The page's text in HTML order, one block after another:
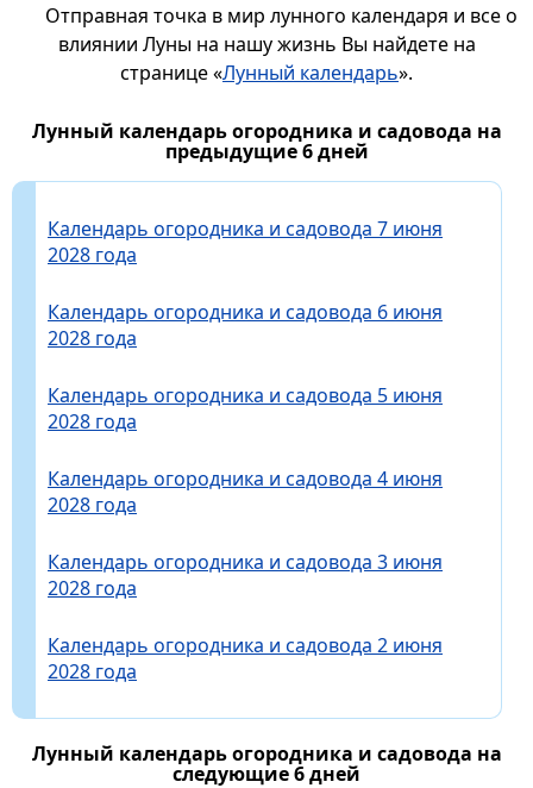
Отправная точка в мир лунного календаря и все о
влиянии Луны на нашу жизнь Вы найдете на
странице «Лунный календарь».
Лунный календарь огородника и садовода на
предыдущие 6 дней
Календарь огородника и садовода 7 июня
2028 года
Календарь огородника и садовода 6 июня
2028 года
Календарь огородника и садовода 5 июня
2028 года
Календарь огородника и садовода 4 июня
2028 года
Календарь огородника и садовода 3 июня
2028 года
Календарь огородника и садовода 2 июня
2028 года
Лунный календарь огородника и садовода на
следующие 6 дней